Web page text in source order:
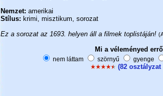
Nemzet: amerikai
Stílus: krimi, misztikum, sorozat
Ez a sorozat az 1693. helyen áll a filmek toplistáján!
Mi a véleményed
nem láttam szörnyű gyenge
(82 osztályzat